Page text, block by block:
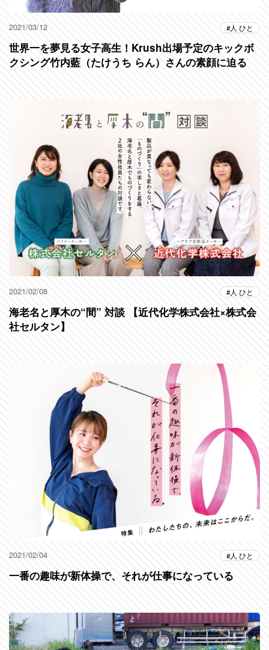
2021/03/12 人 ひと
世界一を夢見る女子高生！Krush出場予定のキックボ
クシング竹内藍（たけうち らん）さんの素顔に迫る
2021/02/08 人 ひと
海老名と厚木の“間” 対談 【近代化学株式会社×株式会
社セルタン】
2021/02/04 人 ひと
一番の趣味が新体操で、それが仕事になっている